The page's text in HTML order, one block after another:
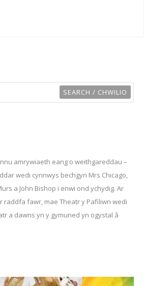
amrywiaeth eang o weithgareddau –
wedi cynnwys bechgyn Mrs Chicago,
a John Bishop i enwi ond ychydig. Ar
raddfa fawr, mae Theatr y Pafiliwn wedi
a dawns yn y gymuned yn ogystal â